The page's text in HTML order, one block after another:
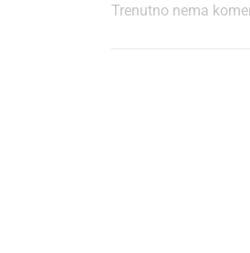
Trenutno nema